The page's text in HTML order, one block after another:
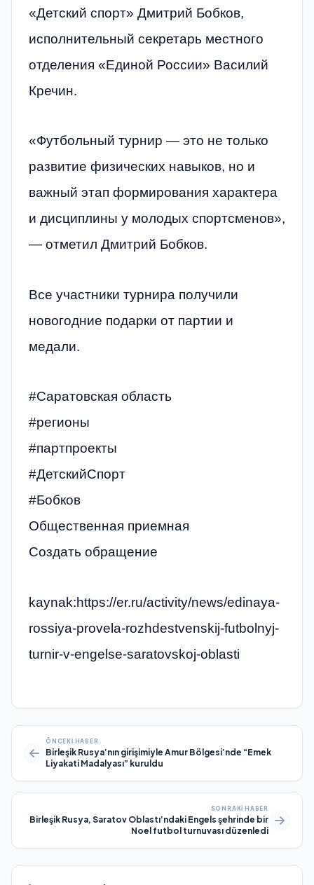
«Детский спорт» Дмитрий Бобков,
исполнительный секретарь местного
отделения «Единой России» Василий
Кречин.
«Футбольный турнир — это не только
развитие физических навыков, но и
важный этап формирования характера
и дисциплины у молодых спортсменов»,
— отметил Дмитрий Бобков.
Все участники турнира получили
новогодние подарки от партии и
медали.
#Саратовская область
#регионы
#партпроекты
#ДетскийСпорт
#Бобков
Общественная приемная
Создать обращение
kaynak:https://er.ru/activity/news/edinaya-
rossiya-provela-rozhdestvenskij-futbolnyj-
turnir-v-engelse-saratovskoj-oblasti
ÖNCEKI HABER
Birleşik Rusya’nın girişimiyle Amur Bölgesi’nde “Emek
Liyakati Madalyası” kuruldu
SONRAKI HABER
Birleşik Rusya, Saratov Oblastı’ndaki Engels şehrinde bir
Noel futbol turnuvası düzenledi